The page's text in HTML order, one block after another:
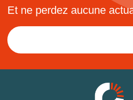
Et ne perdez aucune